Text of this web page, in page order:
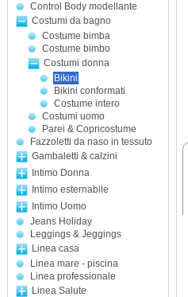
Control Body modellante
Costumi da bagno
Costume bimba
Costume bimbo
Costumi donna
Bikini
Bikini conformati
Costume intero
Costumi uomo
Parei & Copricostume
Fazzoletti da naso in tessuto
Gambaletti & calzini
Intimo Donna
Intimo esternabile
Intimo Uomo
Jeans Holiday
Leggings & Jeggings
Linea casa
Linea mare - piscina
Linea professionale
Linea Salute